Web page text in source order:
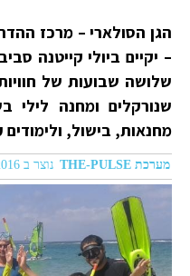
הגן הסולארי – מרכז
– יקיים ביולי קייטנה
שלושה שבועות של
שנורקלים ומחנה לילי
מחנאות, בישול,
מערכת THE-PULSE נוצר ב 23.06.2016 01:06